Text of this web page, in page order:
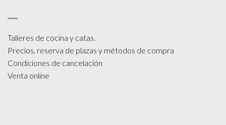
Talleres de cocina y catas.
Precios, reserva de plazas y métodos de compra
Condiciones de cancelación
Venta online